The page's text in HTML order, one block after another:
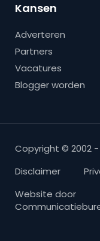
Kansen
Adverteren
Partners
Vacatures
Blogger worden
Copyright © 2002
Disclaimer
Website door